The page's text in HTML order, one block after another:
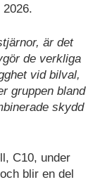
är det
de verkliga
vid bilval,
gruppen bland
skydd
C10, under
blir en del